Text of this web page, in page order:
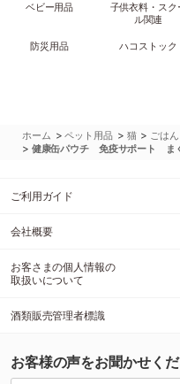
ベビー用品
子供衣料・スク
ル関連
防災用品 ハコストック
ホーム >ペット用品 > 猫 > ごはん
> 健康缶パウチ 免疫サポート ま
ご利用ガイド
会社概要
お客さまの個人情報の
取扱いについて
酒類販売管理者標識
お客様の声をお聞かせく